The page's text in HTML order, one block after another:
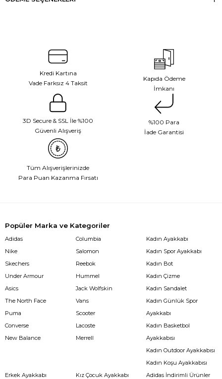
Kredi Kartına
Vade Farksız 4 Taksit
Kapıda Ödeme
İmkanı
3D Secure & SSL İle %100
Güvenli Alışveriş
%100 Para
İade Garantisi
Tüm Alışverişlerinizde
Para Puan Kazanma Fırsatı
Popüler Marka ve Kategoriler
Adidas
Nike
Skechers
Under Armour
Asics
The North Face
Puma
Converse
New Balance
Columbia
Salomon
Reebok
Hummel
Jack Wolfskin
Vans
Scooter
Lacoste
Merrell
Kadın Ayakkabı
Kadın Spor Ayakkabı
Kadın Bot
Kadın Çizme
Kadın Sandalet
Kadın Günlük Spor
Ayakkabı
Kadın Basketbol
Ayakkabısı
Kadın Outdoor Ayakkabısı
Kadın Koşu Ayakkabısı
Erkek Ayakkabı
Kız Çocuk Ayakkabı
Adidas İndirimli Ürünler